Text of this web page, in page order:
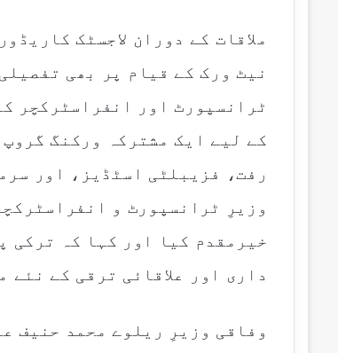
ملاقات کے دوران لاجسٹک
نیٹ ورک کے قیام پر بھی
ٹرانسپورٹ اور انفراسٹرکچر
کے لیے ایک مشترکہ ورکنگ
رفت، فزیبلٹی اسٹڈیز، اور
وزیرِ ٹرانسپورٹ و
خیرمقدم کیا اور کہا کہ ترکی
داری اور علاقائی ترقی کے
وفاقی وزیرِ ریلوے محمد حنیف